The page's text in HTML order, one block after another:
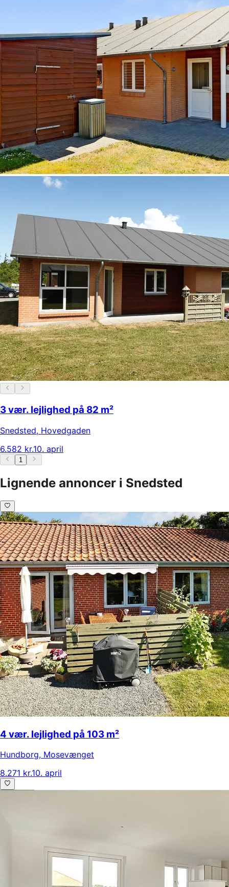
3 vær. lejlighed på 82 m²
Snedsted, Hovedgaden
6.582 kr.10. april
1
Lignende annoncer i Snedsted
4 vær. lejlighed på 103 m²
Hundborg, Mosevænget
8.271 kr.10. april